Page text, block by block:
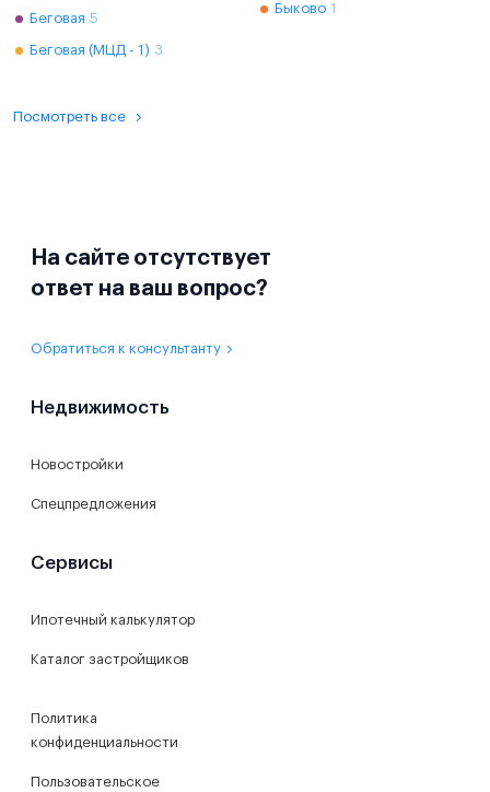
Беговая 5
Беговая (МЦД - 1) 3
Быково 1
Посмотреть все
На сайте отсутствует
ответ на ваш вопрос?
Обратиться к консультанту
Недвижимость
Новостройки
Спецпредложения
Сервисы
Ипотечный калькулятор
Каталог застройщиков
Политика
конфиденциальности
Пользовательское